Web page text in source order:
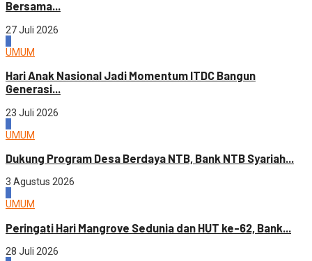
Bersama...
27 Juli 2026
UMUM
Hari Anak Nasional Jadi Momentum ITDC Bangun
Generasi...
23 Juli 2026
UMUM
Dukung Program Desa Berdaya NTB, Bank NTB Syariah...
3 Agustus 2026
UMUM
Peringati Hari Mangrove Sedunia dan HUT ke-62, Bank...
28 Juli 2026